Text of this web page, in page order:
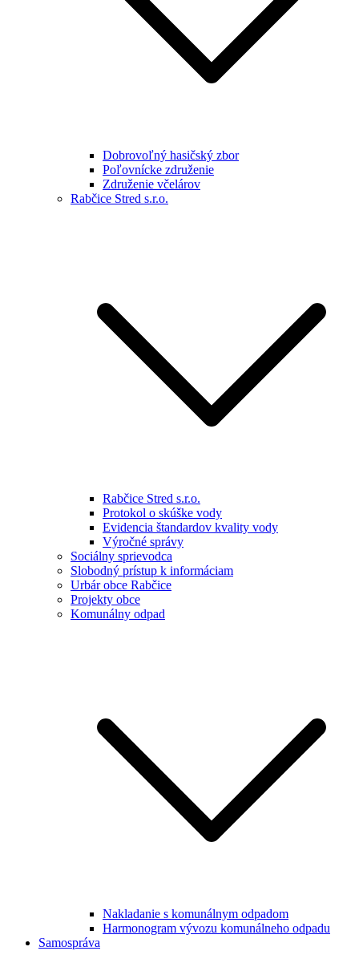
Dobrovoľný hasičský zbor
Poľovnícke združenie
Združenie včelárov
Rabčice Stred s.r.o.
Rabčice Stred s.r.o.
Protokol o skúške vody
Evidencia štandardov kvality vody
Výročné správy
Sociálny sprievodca
Slobodný prístup k informáciam
Urbár obce Rabčice
Projekty obce
Komunálny odpad
Nakladanie s komunálnym odpadom
Harmonogram vývozu komunálneho odpadu
Samospráva